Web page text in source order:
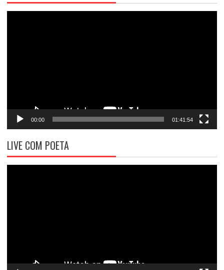
00:00 01:41:54
LIVE COM POETA